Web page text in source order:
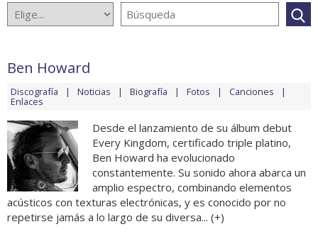
Ben Howard
Discografía Noticias Biografía Fotos Canciones
Enlaces
Desde el lanzamiento de su álbum debut
Every Kingdom, certificado triple platino,
Ben Howard ha evolucionado
constantemente. Su sonido ahora abarca un
amplio espectro, combinando elementos
acústicos con texturas electrónicas, y es conocido por no
repetirse jamás a lo largo de su diversa... (+)